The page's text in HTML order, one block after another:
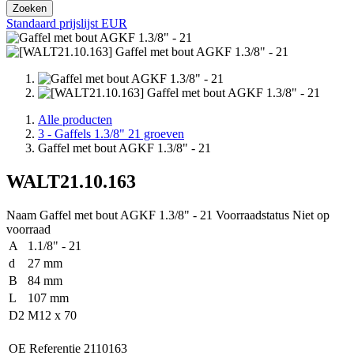
Zoeken
Standaard prijslijst EUR
Alle producten
3 - Gaffels 1.3/8" 21 groeven
Gaffel met bout AGKF 1.3/8" - 21
WALT21.10.163
Naam Gaffel met bout AGKF 1.3/8" - 21 Voorraadstatus Niet op
voorraad
A
1.1/8" - 21
d
27 mm
B
84 mm
L
107 mm
D2 M12 x 70
OE Referentie 2110163